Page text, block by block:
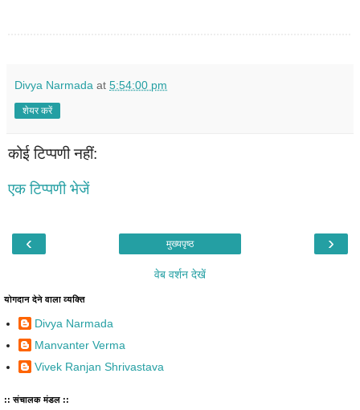
Divya Narmada at 5:54:00 pm
शेयर करें
कोई टिप्पणी नहीं:
एक टिप्पणी भेजें
‹ ›
मुख्यपृष्ठ
वेब वर्शन देखें
योगदान देने वाला व्यक्ति
Divya Narmada
Manvanter Verma
Vivek Ranjan Shrivastava
:: संचालक मंडल ::